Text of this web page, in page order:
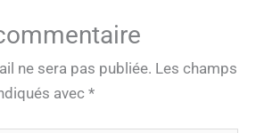
ne sera pas publiée. Les champs
avec *